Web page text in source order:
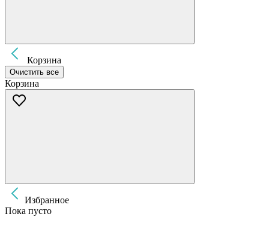
Корзина
Очистить все
Корзина
Избранное
Пока пусто